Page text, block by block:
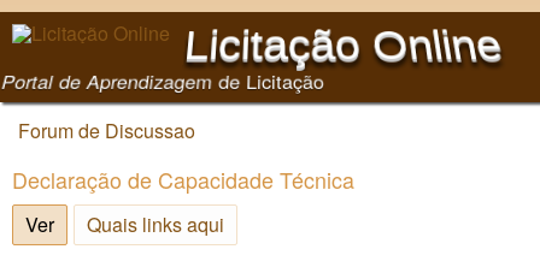
Pular para o conteúdo
principal
Licitação Online
Portal de Aprendizagem de Licitação
Você está aqui
Forum de Discussao
Declaração de Capacidade Técnica
Ver(aba ativa)
Quais links aqui